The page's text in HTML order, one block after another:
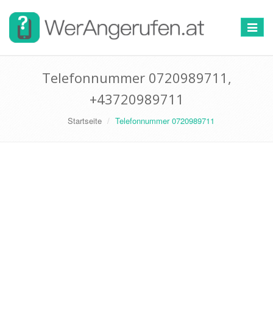
Toggle
Telefonnummer 0720989711,
+43720989711
Startseite Telefonnummer 0720989711